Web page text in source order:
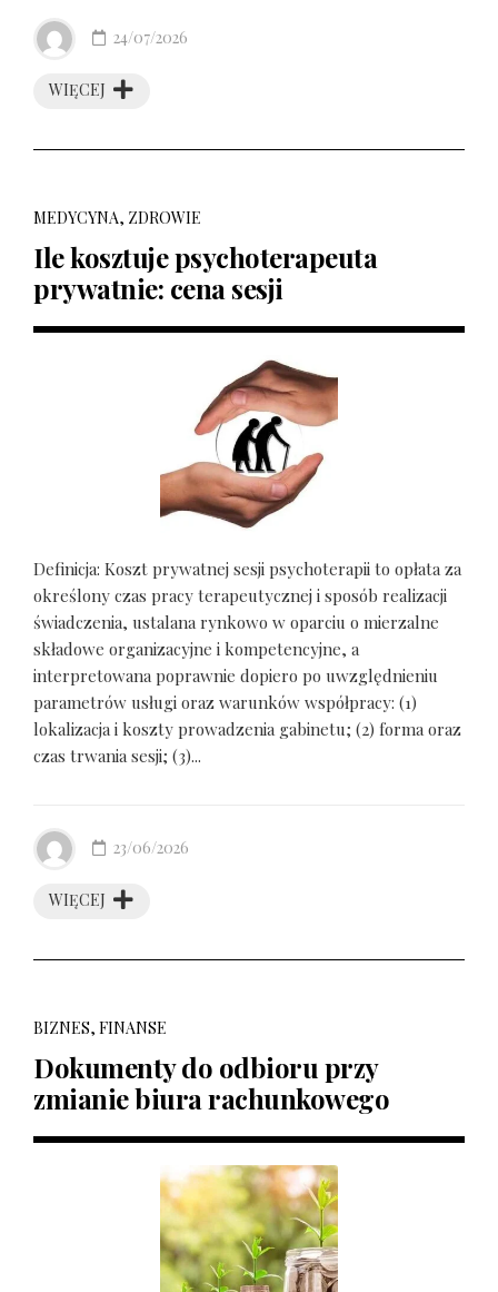
WIĘCEJ
24/07/2026
MEDYCYNA, ZDROWIE
Ile kosztuje psychoterapeuta
prywatnie: cena sesji
Definicja: Koszt prywatnej sesji psychoterapii to opłata za
określony czas pracy terapeutycznej i sposób realizacji
świadczenia, ustalana rynkowo w oparciu o mierzalne
składowe organizacyjne i kompetencyjne, a
interpretowana poprawnie dopiero po uwzględnieniu
parametrów usługi oraz warunków współpracy: (1)
lokalizacja i koszty prowadzenia gabinetu; (2) forma oraz
czas trwania sesji; (3)...
WIĘCEJ
23/06/2026
BIZNES, FINANSE
Dokumenty do odbioru przy
zmianie biura rachunkowego